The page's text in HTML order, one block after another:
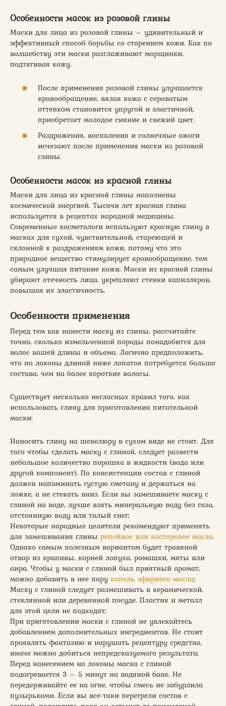
Особенности масок из розовой глины
Маски для лица из розовой глины – удивительный и
эффективный способ борьбы со старением кожи. Как по
волшебству эти маски разглаживают морщинки,
подтягивая кожу.
После применения розовой глины улучшается
кровообращение, вялая кожа с сероватым
оттенком становится упругой и эластичной,
приобретает молодое сияние и свежий цвет.
Раздражения, воспаления и солнечные ожоги
исчезают после применения маски из розовой
глины.
Особенности масок из красной глины
Маски для лица из красной глины наполнены
космической энергией. Тысячи лет красная глина
используется в рецептах народной медицины.
Современные косметологи используют красную глину в
масках для сухой, чувствительной, стареющей и
склонной к раздражениям кожи, потому что это
природное вещество стимулирует кровообращение, тем
самым улучшая питание кожи. Маски из красной глины
убирают отечность лица, укрепляют стенки капилляров,
повышая их эластичность.
Особенности применения
Перед тем как нанести маску из глины, рассчитайте
точно, сколько измельченной породы понадобится для
волос вашей длины и объема. Логично предположить,
что на локоны длиной ниже лопаток потребуется больше
состава, чем на более короткие волосы.
Существует несколько негласных правил того, как
использовать глину для приготовления питательной
маски:
Наносить глину на шевелюру в сухом виде не стоит. Для
того чтобы сделать маску с глиной, следует развести
небольшое количество порошка в жидкости (вода или
другой компонент). По консистенции состав с глиной
должен напоминать густую сметану и держаться на
ложке, а не стекать вниз. Если вы замешиваете маску с
глиной на воде, лучше взять минеральную воду без газа,
отстоянную воду или талый снег;
Некоторые народные целители рекомендуют применять
для замешивания глины репейное или касторовое масло.
Однако самым полезным вариантом будет травяной
отвар из крапивы, корней лопуха, ромашки, мяты или
аира. Чтобы у маски с глиной был приятный аромат,
можно добавить в нее пару капель эфирного масла;
Маску с глиной следует размешивать в керамической,
стеклянной или деревянной посуде. Пластик и металл
для этой цели не подходят;
При приготовлении маски с глиной не увлекайтесь
добавлением дополнительных ингредиентов. Не стоит
проявлять фантазию и нарушать рецептуру средства,
иначе можно добиться непредсказуемого результата;
Перед нанесением на локоны маска с глиной
подогревается 3 – 5 минут на водяной бане. Не
передерживайте ее на огне, чтобы смесь не забурлила
пузырьками. Если вы все-таки перегрели состав с